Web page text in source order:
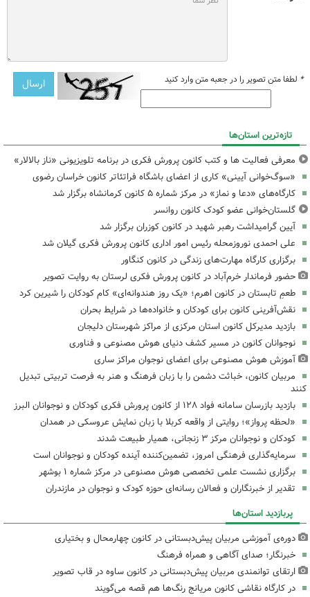
* لطفا متن تصویر را در جعبه متن وارد کنید
تازه‌ترین استان‌ها
معرفی فعالیت ها و کتب کانون پرورش فکری در برنامه تلویزیونی «ناز بالالار»
«سوگ‌خوانی آیینی» کاری از اعضای باشگاه فراتئاتر کانون خراسان رضوی
کارگاه‌های «دعا و نماز» در مرکز شماره ۵ کانون کرمانشاه برگزار شد
گلستان‌خوانی عضو کودک کانون روانسر
آیین گرامیداشت رهبر شهید در کانون کوزران برگزار شد
علی احمدی نوروزمحله رئیس امور اداری کانون پرورش فکری گیلان شد
برگزاری کارگاه مهارت‌های زندگی در کانون کنگاور
حضور فرماندار خرم‌آباد در کانون پرورش فکری لرستان به روایت تصویر
طعمِ تابستان در کانون اهرم؛ «یک روز هندوانه‌ای» کام کودکان را شیرین کرد
نقش‌آفرینی کانون برای کودکان و خانواده‌ها در شرایط بحران
بازدید مدیرکل کانون استان مرکزی از مراکز شهرستان دلیجان
نوجوانان کانون در مسیر کشف دنیای هوش مصنوعی و فناوری
آموزش هوش مصنوعی برای اعضای نوجوان مراکز ساری
مربیان کانون، خباثت دشمن را با زبان فرهنگ و هنر به فرصت تربیتی تبدیل
کنند
بازدید بازرسان سامانه فواد ۱۲۸ از کانون پرورش فکری کودکان و نوجوانان البرز
«لحظه پرواز»؛ روایتی از واقعه کربلا با زبان نمایش عروسکی در همدان
کودکان و نوجوانان مرکز ۳ زنجانی، همیار طبیعت شدند
سرمایه‌گذاری فرهنگی امروز، تضمین‌کننده آینده کودکان و نوجوانان است
برگزاری نشست علمی تخصصی هوش مصنوعی در مرکز شماره ۱ بوشهر
تقدیر از خبرنگاران و فعالان رسانه‌ای حوزه کودک و نوجوان در مازندران
پربازدید استان‌ها
دوره‌ی آموزشی مربیان پیش‌دبستانی در کانون چهارمحال و بختیاری
خبرنگار؛ صدای آگاهی و همراه فرهنگ
ارتقای توانمندی مربیان پیش‌دبستانی در کانون ساوه در قاب تصویر
در کارگاه نقاشی کانون مریانج رنگ‌ها هم قصه می‌گویند